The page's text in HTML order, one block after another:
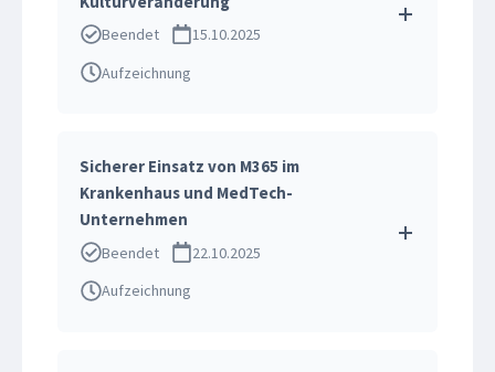
Beendet
15.10.2025
Aufzeichnung
Sicherer Einsatz von M365 im
Krankenhaus und MedTech-
Unternehmen
Beendet
22.10.2025
Aufzeichnung